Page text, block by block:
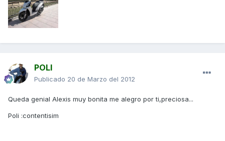
POLI
Publicado 20 de Marzo del 2012
Queda genial Alexis muy bonita me alegro por ti,preciosa...
Poli :contentisim